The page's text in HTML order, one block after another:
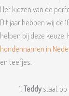
Het kiezen van de
Dit jaar hebben wij de
helpen bij deze
hondennamen in
en teefjes.
Teddystaat